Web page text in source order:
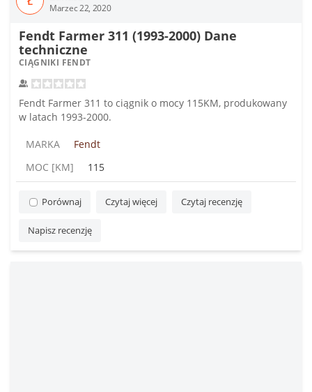
Marzec 22, 2020
Fendt Farmer 311 (1993-2000) Dane
techniczne
CIĄGNIKI FENDT
Fendt Farmer 311 to ciągnik o mocy 115KM, produkowany
w latach 1993-2000.
MARKA
Fendt
MOC [KM]
115
Porównaj Czytaj więcej Czytaj recenzję
Napisz recenzję